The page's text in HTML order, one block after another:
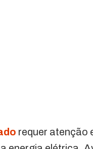
requer atenção